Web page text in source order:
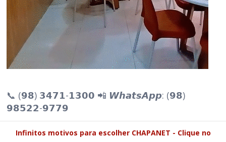
📞 (𝟵𝟴) 𝟯𝟰𝟳𝟭-𝟭𝟯𝟬𝟬 📲 𝙒𝙝𝙖𝙩𝙨𝘼𝙥𝙥: (𝟵𝟴)
𝟵𝟴𝟱𝟮𝟮-𝟵𝟳𝟳𝟵
Infinitos motivos para escolher CHAPANET - Clique no